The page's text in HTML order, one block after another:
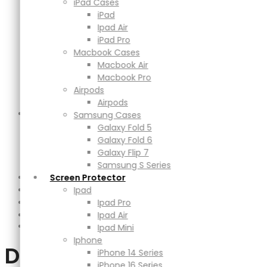
iPad Cases
iPad
Ipad Air
iPad Pro
Macbook Cases
Macbook Air
Macbook Pro
Airpods
Airpods
Samsung Cases
Galaxy Fold 5
Galaxy Fold 6
Galaxy Flip 7
Samsung S Series
Screen Protector
Ipad
Ipad Pro
Ipad Air
Ipad Mini
Iphone
iPhone 14 Series
Macbook Pro
Airpods
Samsung Cases
Galaxy Fold 5
Galaxy Fold 6
Galaxy Flip 7
Samsung S Series
Screen Protector
Ipad Pro
Ipad Air
Ipad Mini
Iphone
iPhone 14 Series
iPhone 16 Series
iPhone 17 Series
Adapters & Cable
Powerbank
Magsafe & Wireless Charger
Description
Additional information
Description